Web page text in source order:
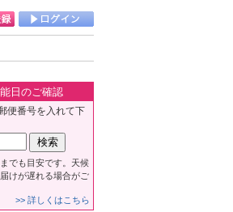
日のご確認
便番号を入れて下
でも目安です。天候
けが遅れる場合がご
>> 詳しくはこちら